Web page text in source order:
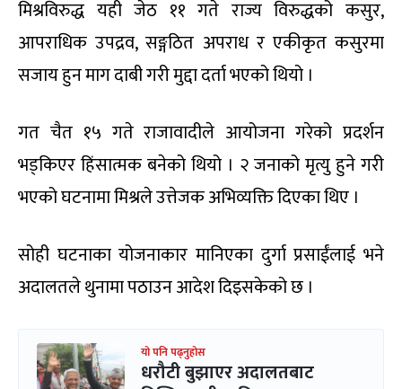
मिश्रविरुद्ध यही जेठ ११ गते राज्य विरुद्धको कसुर,
आपराधिक उपद्रव, सङ्गठित अपराध र एकीकृत कसुरमा
सजाय हुन माग दाबी गरी मुद्दा दर्ता भएको थियो ।
गत चैत १५ गते राजावादीले आयोजना गरेको प्रदर्शन
भड्किएर हिंसात्मक बनेको थियो । २ जनाको मृत्यु हुने गरी
भएको घटनामा मिश्रले उत्तेजक अभिव्यक्ति दिएका थिए ।
सोही घटनाका योजनाकार मानिएका दुर्गा प्रसाईंलाई भने
अदालतले थुनामा पठाउन आदेश दिइसकेको छ ।
यो पनि पढ्नुहोस
धरौटी बुझाएर अदालतबाट